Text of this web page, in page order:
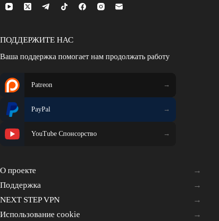
ПОДДЕРЖИТЕ НАС
Ваша поддержка помогает нам продолжать работу
Patreon
PayPal
YouTube Спонсорство
О проекте
Поддержка
NEXT STEP VPN
Использование cookie